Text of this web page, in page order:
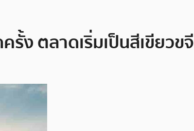
ง ตลาดเริ่มเป็นสีเขียวขจี